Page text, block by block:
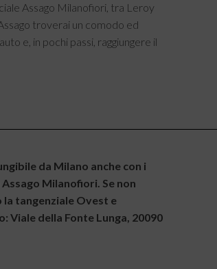
Assago Milanofiori, tra Leroy
troverai un comodo ed
e, in pochi passi, raggiungere il
da Milano anche con i
Milanofiori. Se non
tangenziale Ovest e
Viale della Fonte Lunga, 20090